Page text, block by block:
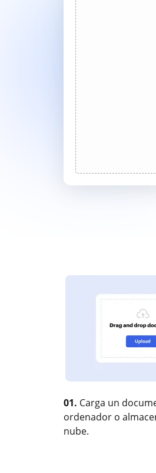
01. Carga un
ordenador o
nube.